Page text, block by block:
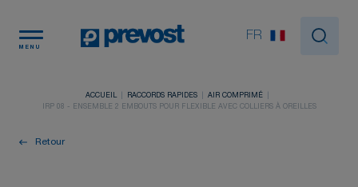
MENU
FR
ACCUEIL RACCORDS RAPIDES
AIR COMPRIMÉ
IRP 08 - ENSEMBLE 2 EMBOUTS POUR FLEXIBLE AVEC COLLIERS À OREILLES
Retour